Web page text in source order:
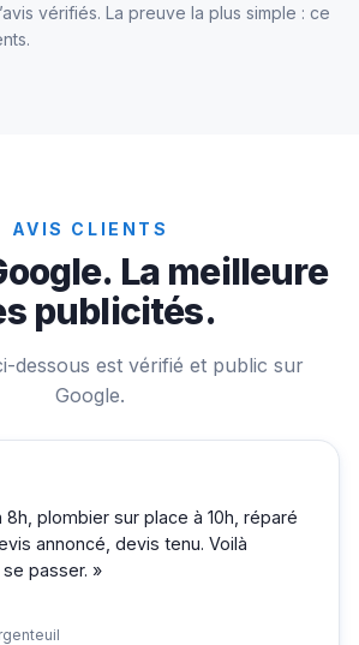
vérifiés. La preuve la plus simple : ce
AVIS CLIENTS
La meilleure
publicités.
dessous est vérifié et public sur
Google.
8h, plombier sur place à 10h, réparé
annoncé, devis tenu. Voilà
passer. »